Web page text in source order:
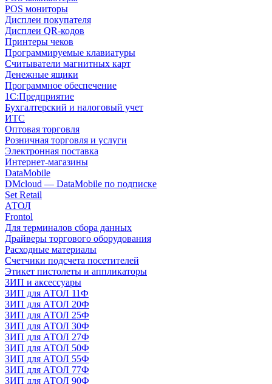
POS мониторы
Дисплеи покупателя
Дисплеи QR-кодов
Принтеры чеков
Программируемые клавиатуры
Считыватели магнитных карт
Денежные ящики
Программное обеспечение
1С:Предприятие
Бухгалтерский и налоговый учет
ИТС
Оптовая торговля
Розничная торговля и услуги
Электронная поставка
Интернет-магазины
DataMobile
DMcloud — DataMobile по подписке
Set Retail
АТОЛ
Frontol
Для терминалов сбора данных
Драйверы торгового оборудования
Расходные материалы
Счетчики подсчета посетителей
Этикет пистолеты и аппликаторы
ЗИП и аксессуары
ЗИП для АТОЛ 11Ф
ЗИП для АТОЛ 20Ф
ЗИП для АТОЛ 25Ф
ЗИП для АТОЛ 30Ф
ЗИП для АТОЛ 27Ф
ЗИП для АТОЛ 50Ф
ЗИП для АТОЛ 55Ф
ЗИП для АТОЛ 77Ф
ЗИП для АТОЛ 90Ф